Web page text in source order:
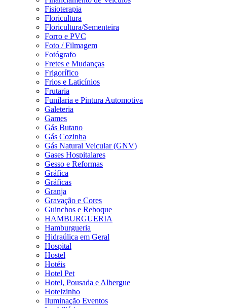
Fisioterapia
Floricultura
Floricultura/Sementeira
Forro e PVC
Foto / Filmagem
Fotógrafo
Fretes e Mudanças
Frigorífico
Frios e Laticínios
Frutaria
Funilaria e Pintura Automotiva
Galeteria
Games
Gás Butano
Gás Cozinha
Gás Natural Veicular (GNV)
Gases Hospitalares
Gesso e Reformas
Gráfica
Gráficas
Granja
Gravação e Cores
Guinchos e Reboque
HAMBURGUERIA
Hamburgueria
Hidraúlica em Geral
Hospital
Hostel
Hotéis
Hotel Pet
Hotel, Pousada e Albergue
Hotelzinho
Iluminação Eventos